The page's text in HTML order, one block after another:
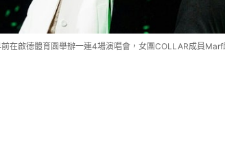
在啟德體育園舉辦一連4場演唱會，女團COLLAR成員